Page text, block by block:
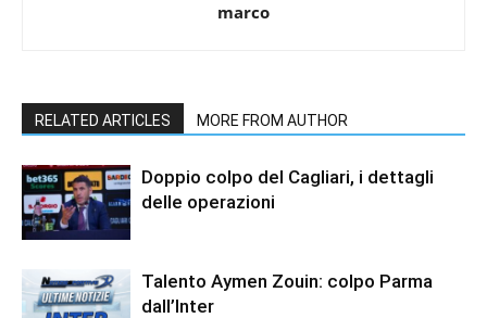
marco
RELATED ARTICLES MORE FROM AUTHOR
Doppio colpo del Cagliari, i dettagli
delle operazioni
Talento Aymen Zouin: colpo Parma
dall’Inter